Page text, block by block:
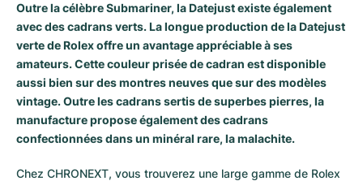
Outre la célèbre Submariner, laDatejustexiste également
avec des cadrans verts. La longue production de la Datejust
verte de Rolex offre un avantage appréciable à ses
amateurs. Cette couleur prisée de cadran est disponible
aussi bien sur des montres neuves que sur des modèles
vintage. Outre les cadrans sertis de superbes pierres, la
manufacture propose également des cadrans
confectionnées dans un minéral rare, la malachite.
Chez CHRONEXT, vous trouverez une large gamme de Rolex